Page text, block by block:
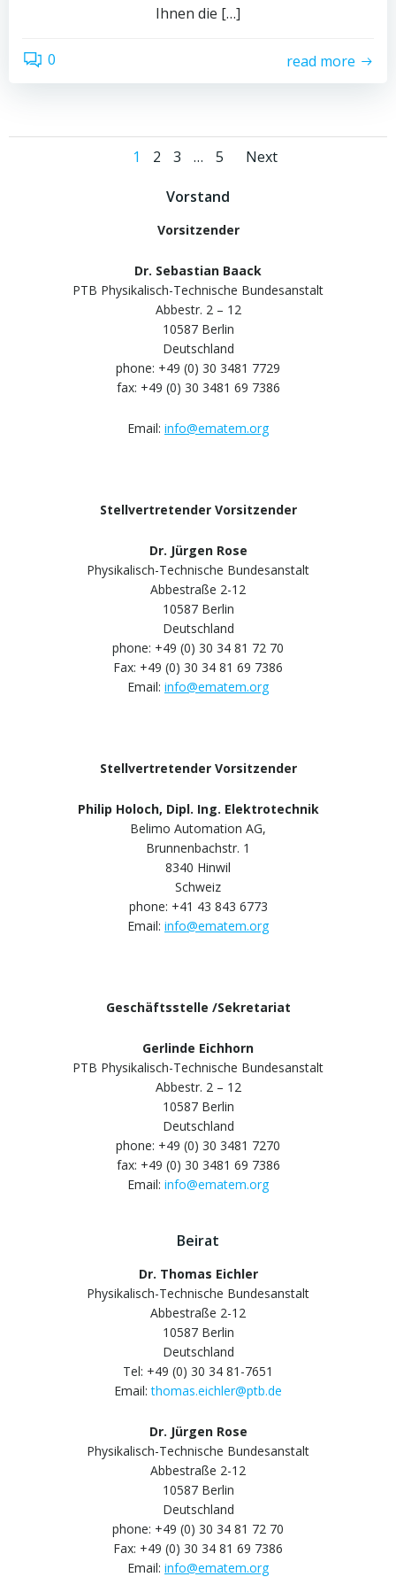
Ihnen die […]
0 read more
Posts
navigation
Page
1 Page
2 Page
3 … Page
5
Posts
Next
Vorstand
Vorsitzender
Dr. Sebastian Baack
PTB Physikalisch-Technische Bundesanstalt
Abbestr. 2 – 12
10587 Berlin
Deutschland
phone: +49 (0) 30 3481 7729
fax: +49 (0) 30 3481 69 7386
Email: info@ematem.org
Stellvertretender Vorsitzender
Dr. Jürgen Rose
Physikalisch-Technische Bundesanstalt
Abbestraße 2-12
10587 Berlin
Deutschland
phone: +49 (0) 30 34 81 72 70
Fax: +49 (0) 30 34 81 69 7386
Email: info@ematem.org
Stellvertretender Vorsitzender
Philip Holoch, Dipl. Ing. Elektrotechnik
Belimo Automation AG,
Brunnenbachstr. 1
8340 Hinwil
Schweiz
phone: +41 43 843 6773
Email: info@ematem.org
Geschäftsstelle /Sekretariat
Gerlinde Eichhorn
PTB Physikalisch-Technische Bundesanstalt
Abbestr. 2 – 12
10587 Berlin
Deutschland
phone: +49 (0) 30 3481 7270
fax: +49 (0) 30 3481 69 7386
Email: info@ematem.org
Beirat
Dr. Thomas Eichler
Physikalisch-Technische Bundesanstalt
Abbestraße 2-12
10587 Berlin
Deutschland
Tel: +49 (0) 30 34 81-7651
Email:thomas.eichler@ptb.de
Dr. Jürgen Rose
Physikalisch-Technische Bundesanstalt
Abbestraße 2-12
10587 Berlin
Deutschland
phone: +49 (0) 30 34 81 72 70
Fax: +49 (0) 30 34 81 69 7386
Email: info@ematem.org